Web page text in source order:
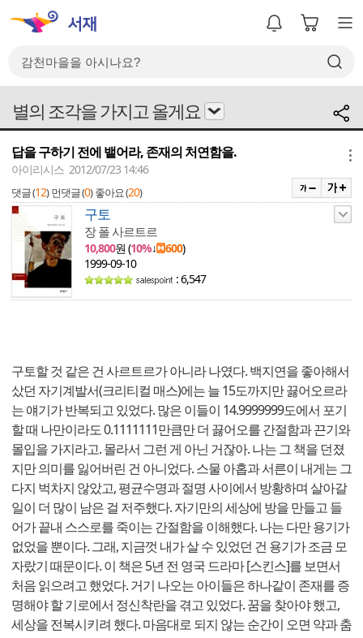
별의 조각을 가지고 올게요
답을 구하기 전에 뱉어라, 존재의 처연함을.
아이리시스 2012/07/23 14:46
댓글 (12) 먼댓글 (0) 좋아요 (20)
구토
장 폴 사르트르
10,800원 (10%↓ 600)
1999-09-10
: 6,547
구토할 것 같은 건 사르트르가 아니라 나였다. 백지연을 좋아해서
샀던 자기계발서(크리티컬 매스)에는 늘 15도까지만 끓어오르라
는 얘기가 반복되고 있었다. 많은 이들이 14.9999999도에서 포기
할 때 나만이라도 0.1111111만큼만 더 끓어오를 간절함과 끈기와
몰입을 가지라고. 몰라서 그런 게 아닌 거잖아. 나는 그 책을 던졌
지만 의미를 잃어버린 건 아니었다. 스물 아홉과 서른이 내게는 그
다지 벅차지 않았고, 평균수명과 절명 사이에서 방황하며 살아갈
일이 더 많이 남은 걸 저주했다. 자기만의 세상에 방을 만들고 들
어가 끝내 스스로를 죽이는 간절함을 이해했다. 나는 다만 용기가
없었을 뿐이다. 그래, 지금껏 내가 살 수 있었던 건 용기가 조금 모
자랐기 때문이다. 이 책은 5년 전 영국 드라마 [스킨스]를 보면서
처음 읽으려고 했었다. 거기 나오는 아이들은 하나같이 존재를 증
명해야 할 기로에서 정신착란을 겪고 있었다. 꿈을 찾아야 했고,
세상을 전복시키려 했다. 마음대로 되지 않는 순간이 오면 약과 춤